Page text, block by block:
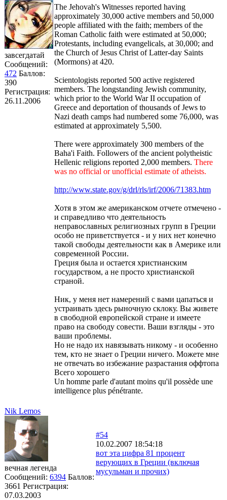
завсегдатай
Сообщений:
472 Баллов:
390
Регистрация:
26.11.2006
The Jehovah's Witnesses reported having
approximately 30,000 active members and 50,000
people affiliated with the faith; members of the
Roman Catholic faith were estimated at 50,000;
Protestants, including evangelicals, at 30,000; and
the Church of Jesus Christ of Latter-day Saints
(Mormons) at 420.
Scientologists reported 500 active registered
members. The longstanding Jewish community,
which prior to the World War II occupation of
Greece and deportation of thousands of Jews to
Nazi death camps had numbered some 76,000, was
estimated at approximately 5,500.
There were approximately 300 members of the
Baha'i Faith. Followers of the ancient polytheistic
Hellenic religions reported 2,000 members. There
was no official or unofficial estimate of atheists.
http://www.state.gov/g/drl/rls/irf/2006/71383.htm
Хотя в этом же американском отчете отмечено -
и справедливо что деятельность
неправославных религиозных групп в Греции
особо не приветствуется - и у них нет конечно
такой свободы деятельности как в Америке или
современной России.
Греция была и остается христианским
государством, а не просто христианской
страной.
Ник, у меня нет намерений с вами цапаться и
устраивать здесь рыночную склоку. Вы живете
в свободной европейской стране и имеете
право на свободу совести. Ваши взгляды - это
ваши проблемы.
Но не надо их навязывать никому - и особенно
тем, кто не знает о Греции ничего. Можете мне
не отвечать во избежание разрастания оффтопа
Всего хорошего
Un homme parle d'autant moins qu'il possède une
intelligence plus pénétrante.
Nik Lemos
вечная легенда
Сообщений: 6394 Баллов:
3661 Регистрация:
07.03.2003
#54
10.02.2007 18:54:18
вот эта цифра 81 процент
верующих в Греции (включая
мусульман и прочих)